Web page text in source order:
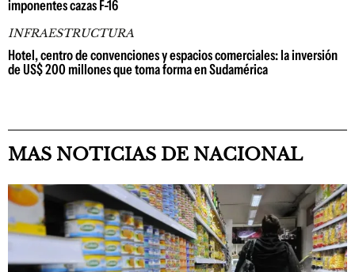
imponentes cazas F-16
INFRAESTRUCTURA
Hotel, centro de convenciones y espacios comerciales: la inversión
de US$ 200 millones que toma forma en Sudamérica
MAS NOTICIAS DE NACIONAL